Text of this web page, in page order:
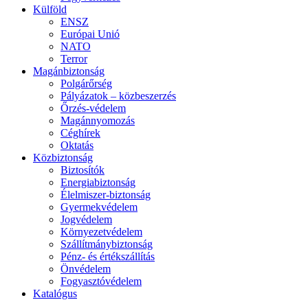
Külföld
ENSZ
Európai Unió
NATO
Terror
Magánbiztonság
Polgárőrség
Pályázatok – közbeszerzés
Őrzés-védelem
Magánnyomozás
Céghírek
Oktatás
Közbiztonság
Biztosítók
Energiabiztonság
Élelmiszer-biztonság
Gyermekvédelem
Jogvédelem
Környezetvédelem
Szállítmánybiztonság
Pénz- és értékszállítás
Önvédelem
Fogyasztóvédelem
Katalógus